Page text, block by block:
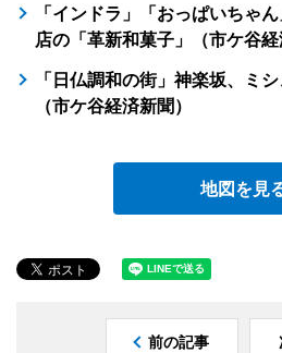
「インドラ」「おっぱいちゃ
店の「革新和菓子」（市ケ谷経
「日仏調和の街」神楽坂、ミ
（市ケ谷経済新聞）
地図を見
前の記事